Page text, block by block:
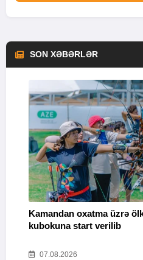
SON XƏBƏRLƏR
Kamandan oxatma üzrə
kubokuna start verilib
07.08.2026